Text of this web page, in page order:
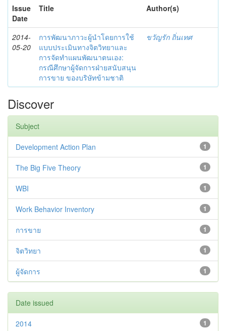
Issue
Date
Title Author(s)
2014-
05-20
การพัฒนาภาวะผู้นำโดยการใช้
แบบประเมินทางจิตวิทยาและ
การจัดทำแผนพัฒนาตนเอง:
กรณีศึกษาผู้จัดการฝ่ายสนับสนุน
การขาย ของบริษัทข้ามชาติ
ขวัญรัก ถิ่นเทศ
Discover
Subject
1
Development Action Plan
1
The Big Five Theory
1
WBI
1
Work Behavior Inventory
1
การขาย
1
จิตวิทยา
1
ผู้จัดการ
Date issued
1
2014